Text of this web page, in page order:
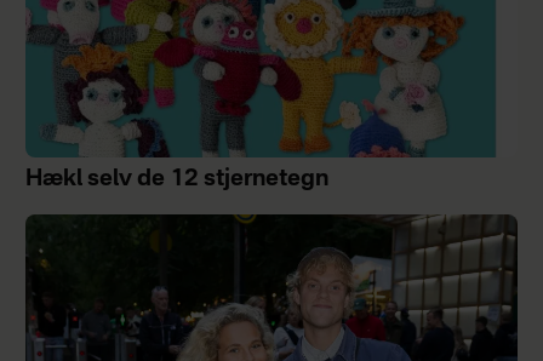
Hækl selv de 12 stjernetegn